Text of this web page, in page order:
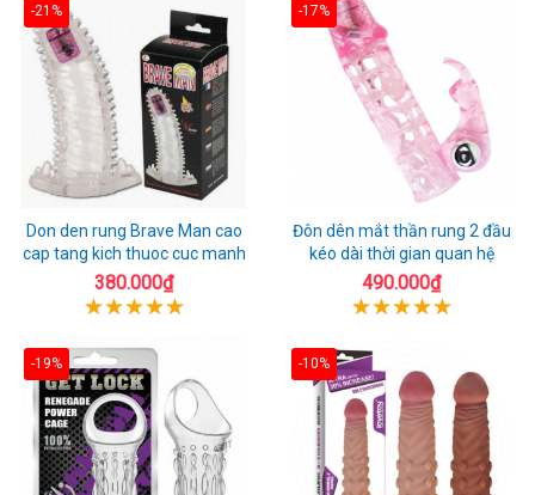
-21%
Don den rung Brave Man cao
cap tang kich thuoc cuc manh
380.000₫
-17%
Đôn dên mắt thần rung 2 đầu
kéo dài thời gian quan hệ
490.000₫
-19% -10%